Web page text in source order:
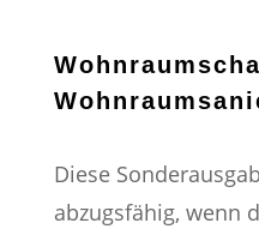
Diese
abzugsfähig, wenn